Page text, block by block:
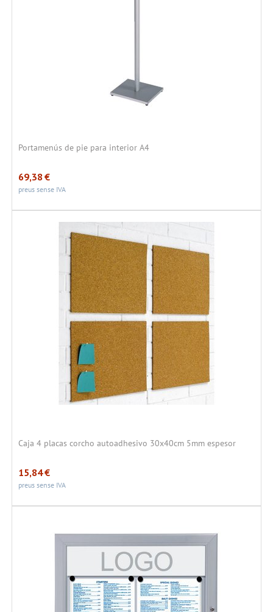
Portamenús de pie para interior A4
69,38 €
preus sense IVA
Caja 4 placas corcho autoadhesivo 30x40cm 5mm espesor
15,84€
preus sense IVA